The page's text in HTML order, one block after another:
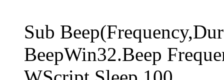
Sub
BeepWin32.Beep